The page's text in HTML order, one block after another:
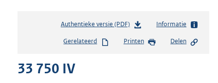
Authentieke versie (PDF)b
s
Informatie
Gerelateerd Printen Delen
33 750 IV